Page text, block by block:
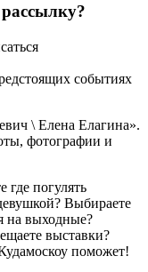
событиях
\ Елена Елагина».
фотографии и
где погулять
Выбираете
на выходные?
выставки?
поможет!